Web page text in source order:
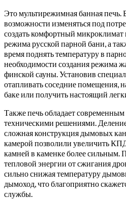
Это мультирежимная банная печь.
возможности изменяться под
создать комфортный микроклимат
режима русской парной бани, а
время поднять температуру в
необходимости создания режима
финской сауны. Установив
отапливать соседние помещения,
баке или получить настоящий
Также печь обладает
техническими решениями.
сложная конструкция дымовых
камерой позволили увеличить
камней в каменке более сильным.
тепловой энергии от сжигания
сильно снижая температуру
дымоход, что благоприятно
службы.